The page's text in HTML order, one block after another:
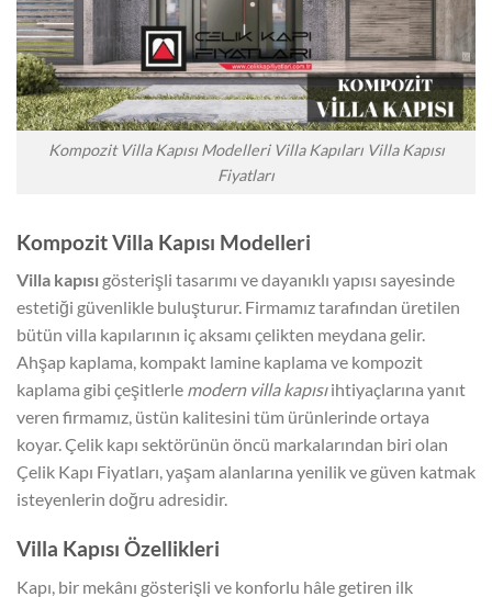
Kompozit Villa Kapısı Modelleri Villa Kapıları Villa Kapısı
Fiyatları
Kompozit Villa Kapısı Modelleri
Villa kapısı gösterişli tasarımı ve dayanıklı yapısı sayesinde
estetiği güvenlikle buluşturur. Firmamız tarafından üretilen
bütün villa kapılarının iç aksamı çelikten meydana gelir.
Ahşap kaplama, kompakt lamine kaplama ve kompozit
kaplama gibi çeşitlerle modern villa kapısıihtiyaçlarına yanıt
veren firmamız, üstün kalitesini tüm ürünlerinde ortaya
koyar. Çelik kapı sektörünün öncü markalarından biri olan
Çelik Kapı Fiyatları, yaşam alanlarına yenilik ve güven katmak
isteyenlerin doğru adresidir.
Villa Kapısı Özellikleri
Kapı, bir mekânı gösterişli ve konforlu hâle getiren ilk